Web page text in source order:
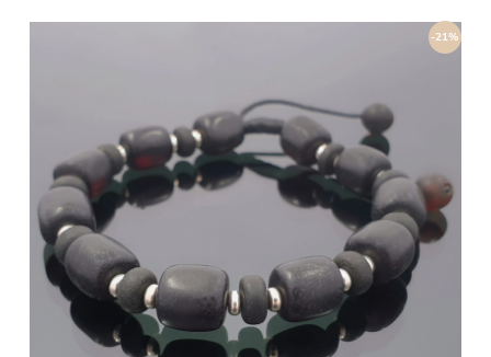
-21%